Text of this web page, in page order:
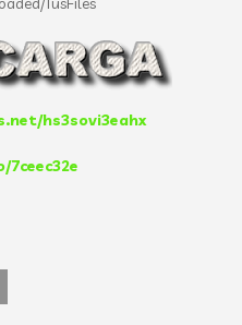
hs3sovi3eahx